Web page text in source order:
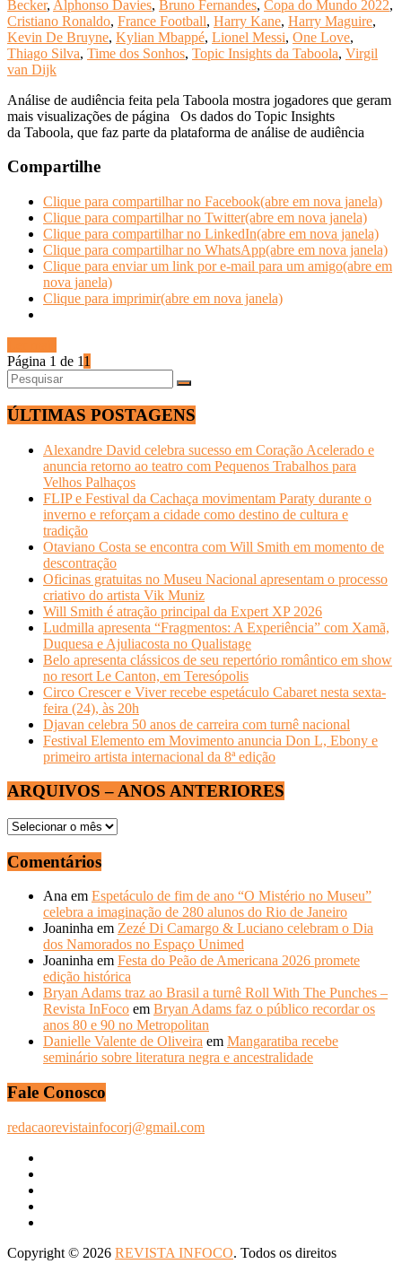
Becker, Alphonso Davies, Bruno Fernandes, Copa do Mundo 2022,
Cristiano Ronaldo, France Football, Harry Kane, Harry Maguire,
Kevin De Bruyne, Kylian Mbappé, Lionel Messi, One Love,
Thiago Silva, Time dos Sonhos, Topic Insights da Taboola, Virgil
van Dijk
Análise de audiência feita pela Taboola mostra jogadores que geram
mais visualizações de página Os dados do Topic Insights
da Taboola, que faz parte da plataforma de análise de audiência
Compartilhe
Clique para compartilhar no Facebook(abre em nova janela)
Clique para compartilhar no Twitter(abre em nova janela)
Clique para compartilhar no LinkedIn(abre em nova janela)
Clique para compartilhar no WhatsApp(abre em nova janela)
Clique para enviar um link por e-mail para um amigo(abre em
nova janela)
Clique para imprimir(abre em nova janela)
Página 1 de 11
ÚLTIMAS POSTAGENS
Alexandre David celebra sucesso em Coração Acelerado e
anuncia retorno ao teatro com Pequenos Trabalhos para
Velhos Palhaços
FLIP e Festival da Cachaça movimentam Paraty durante o
inverno e reforçam a cidade como destino de cultura e
tradição
Otaviano Costa se encontra com Will Smith em momento de
descontração
Oficinas gratuitas no Museu Nacional apresentam o processo
criativo do artista Vik Muniz
Will Smith é atração principal da Expert XP 2026
Ludmilla apresenta “Fragmentos: A Experiência” com Xamã,
Duquesa e Ajuliacosta no Qualistage
Belo apresenta clássicos de seu repertório romântico em show
no resort Le Canton, em Teresópolis
Circo Crescer e Viver recebe espetáculo Cabaret nesta sexta-
feira (24), às 20h
Djavan celebra 50 anos de carreira com turnê nacional
Festival Elemento em Movimento anuncia Don L, Ebony e
primeiro artista internacional da 8ª edição
ARQUIVOS – ANOS ANTERIORES
ARQUIVOS
ANOS
ANTERIORES
Comentários
Ana em Espetáculo de fim de ano “O Mistério no Museu”
celebra a imaginação de 280 alunos do Rio de Janeiro
Joaninha em Zezé Di Camargo & Luciano celebram o Dia
dos Namorados no Espaço Unimed
Joaninha em Festa do Peão de Americana 2026 promete
edição histórica
Bryan Adams traz ao Brasil a turnê Roll With The Punches –
Revista InFoco em Bryan Adams faz o público recordar os
anos 80 e 90 no Metropolitan
Danielle Valente de Oliveira em Mangaratiba recebe
seminário sobre literatura negra e ancestralidade
Fale Conosco
redacaorevistainfocorj@gmail.com
Copyright © 2026 REVISTA INFOCO. Todos os direitos